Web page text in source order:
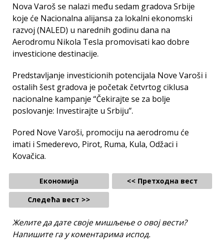
Nova Varoš se nalazi među sedam gradova Srbije
koje će Nacionalna alijansa za lokalni ekonomski
razvoj (NALED) u narednih godinu dana na
Aerodromu Nikola Tesla promovisati kao dobre
investicione destinacije.
Predstavljanje investicionih potencijala Nove Varoši i
ostalih šest gradova je početak četvrtog ciklusa
nacionalne kampanje “Čekirajte se za bolje
poslovanje: Investirajte u Srbiju”.
Pored Nove Varoši, promociju na aerodromu će
imati i Smederevo, Pirot, Ruma, Kula, Odžaci i
Kovačica.
Економија
<< Претходна вест
Следећа вест >>
Желите да дате своје мишљење о овој вести?
Напишите га у коментарима испод.